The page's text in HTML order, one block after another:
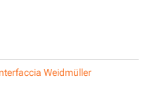
Weidmüller